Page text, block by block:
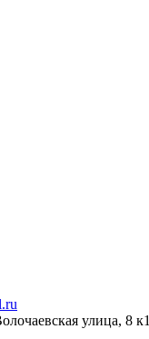
улица, 8 к1